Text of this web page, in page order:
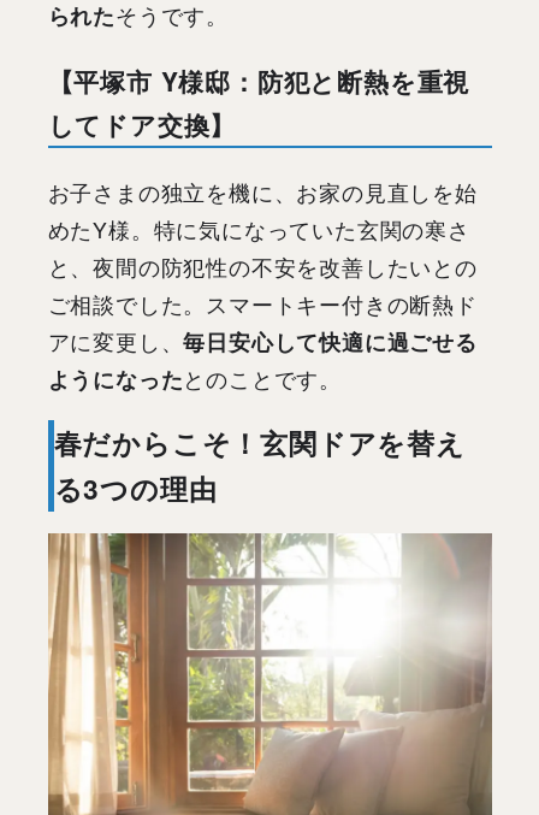
られたそうです。
【平塚市 Y様邸：防犯と断熱を重視
してドア交換】
お子さまの独立を機に、お家の見直しを始
めたY様。特に気になっていた玄関の寒さ
と、夜間の防犯性の不安を改善したいとの
ご相談でした。スマートキー付きの断熱ド
アに変更し、毎日安心して快適に過ごせる
ようになったとのことです。
春だからこそ！玄関ドアを替え
る3つの理由